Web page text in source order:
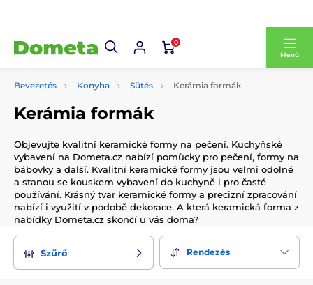
0
Menü
Bevezetés Konyha Sütés Kerámia formák
Kerámia formák
Objevujte kvalitní keramické formy na pečení. Kuchyňské
vybavení na Dometa.cz nabízí pomůcky pro pečení, formy na
bábovky a další. Kvalitní keramické formy jsou velmi odolné
a stanou se kouskem vybavení do kuchyně i pro časté
používání. Krásný tvar keramické formy a precizní zpracování
nabízí i využití v podobě dekorace. A která keramická forma z
nabídky Dometa.cz skončí u vás doma?
Szűrő Rendezés